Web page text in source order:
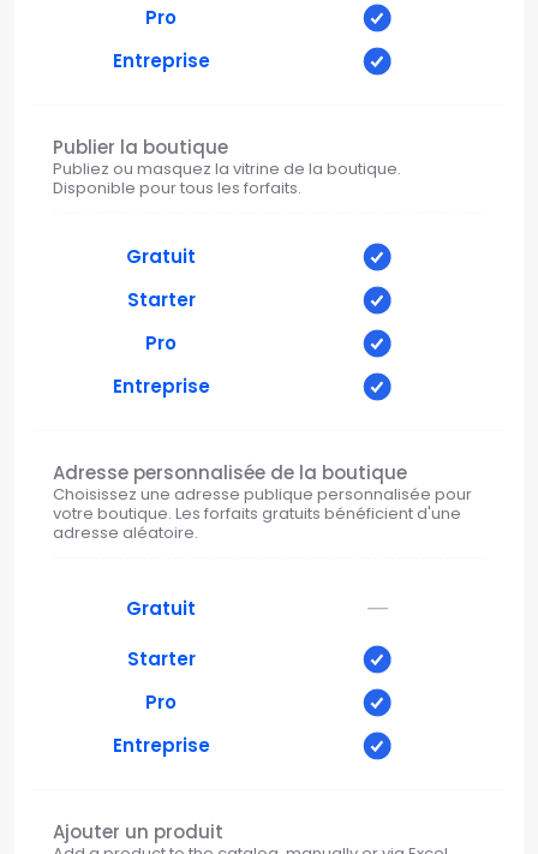
Pro
Entreprise
Publier la boutique
Publiez ou masquez la vitrine de la boutique.
Disponible pour tous les forfaits.
Gratuit
Starter
Pro
Entreprise
Adresse personnalisée de la boutique
Choisissez une adresse publique personnalisée pour
votre boutique. Les forfaits gratuits bénéficient d'une
adresse aléatoire.
Gratuit —
Starter
Pro
Entreprise
Ajouter un produit